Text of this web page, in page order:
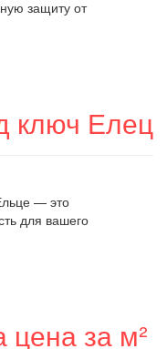
защиту от
ключ Елец
— это
для вашего
за м²